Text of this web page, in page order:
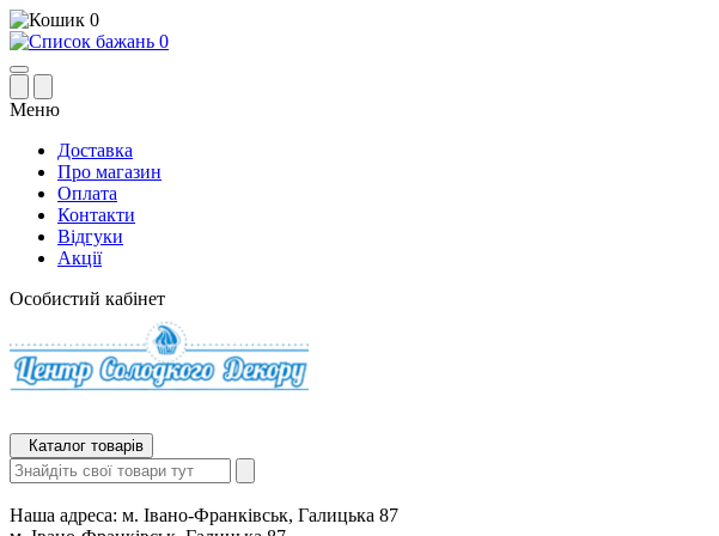
0
0
Меню
Доставка
Про магазин
Оплата
Контакти
Відгуки
Акції
Особистий кабінет
Каталог товарів
Наша адреса: м. Івано-Франківськ, Галицька 87